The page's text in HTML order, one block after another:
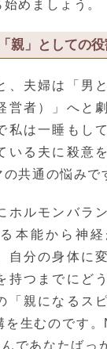
めましょう。
親」としての
、夫婦は「男
営者）」へと
私は一睡もし
いる夫に殺意
共通の悩みで
ホルモンバラ
本能から神経
自分の身体に
持つまでにど
「親になるス
を生むのです
であなたばっ